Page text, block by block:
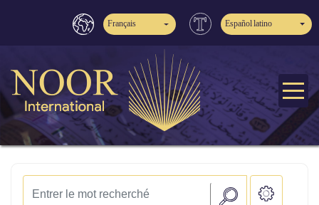
Français Español latino